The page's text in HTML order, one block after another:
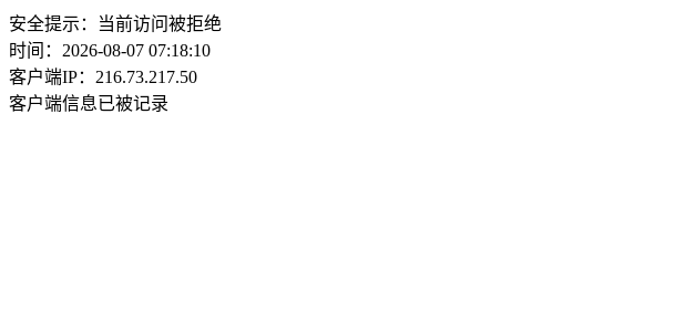
安全提示：当前访问被拒绝
时间：2026-08-07 07:18:10
客户端IP：216.73.217.50
客户端信息已被记录